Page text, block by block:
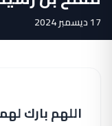
17 ديسمبر 2024
اللهم بارك